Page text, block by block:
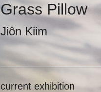
Grass Pillow
Jiôn Kiim
current exhibition